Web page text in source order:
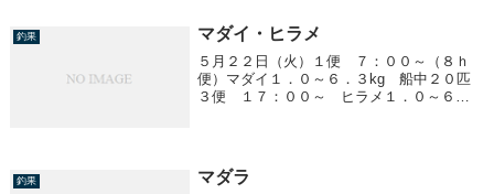
釣果 マダイ・ヒラメ
５月２２日（火）１便 ７：００～（８ｈ
便）マダイ１．０～６．３kg 船中２０匹
３便 １７：００～ ヒラメ１．０～６．
釣果 マダラ